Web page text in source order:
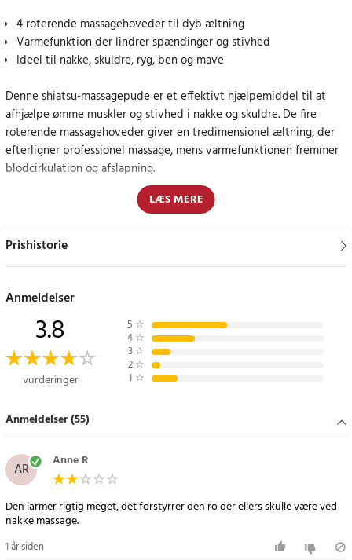
4 roterende massagehoveder til dyb æltning
Varmefunktion der lindrer spændinger og stivhed
Ideel til nakke, skuldre, ryg, ben og mave
Denne shiatsu-massagepude er et effektivt hjælpemiddel til at
afhjælpe ømme muskler og stivhed i nakke og skuldre. De fire
roterende massagehoveder giver en tredimensionel æltning, der
efterligner professionel massage, mens varmefunktionen fremmer
blodcirkulation og afslapning.
Massagepuden er fremstillet af slidstærkt PU-læder og åndbart
stof, som sikrer lang holdbarhed og behagelig brug. Den har
indbygget 15-minutters timer, overophedningsbeskyttelse og
Afslapning derhjemme, på kontoret eller i bilen
Med sit kompakte design og de medfølgende adaptere kan
massagepuden bruges overalt – hjemme, på arbejdet eller under
lange bilture. Perfekt, når du vil slappe af, reducere
muskelspændinger eller forbedre søvnkvaliteten.
Specifikationer
- Anvendelse: Nakke, skuldre, ryg, ben, mave
- Funktioner: 4 roterende massagehoveder, varmefunktion, 15 min.
timer
- Spænding: DC 12 V
- Effekt: 24 W
- Frekvens: 50 Hz
LÆS MERE
Prishistorie
Anmeldelser
3.8
vurderinger
5 ☆
4 ☆
3 ☆
2 ☆
1 ☆
Anmeldelser (55)
AR Anne R
Den larmer rigtig meget, det forstyrrer den ro der ellers skulle være ved
nakke massage.
1 år siden